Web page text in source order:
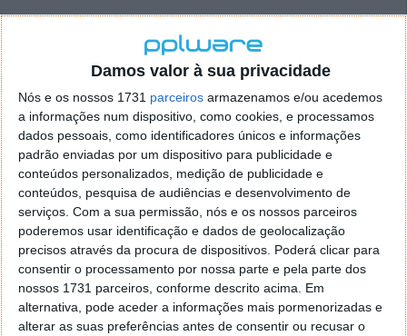
Damos valor à sua privacidade
Nós e os nossos 1731 parceiros armazenamos e/ou acedemos
a informações num dispositivo, como cookies, e processamos
dados pessoais, como identificadores únicos e informações
padrão enviadas por um dispositivo para publicidade e
conteúdos personalizados, medição de publicidade e
conteúdos, pesquisa de audiências e desenvolvimento de
serviços. Com a sua permissão, nós e os nossos parceiros
poderemos usar identificação e dados de geolocalização
precisos através da procura de dispositivos. Poderá clicar para
consentir o processamento por nossa parte e pela parte dos
nossos 1731 parceiros, conforme descrito acima. Em
alternativa, pode aceder a informações mais pormenorizadas e
alterar as suas preferências antes de consentir ou recusar o
Basicamente o Wireshark, mostra-nos em tempo
real, tudo o que anda na rede, a nu. Divirtam-se…
Vejam a Internet a nu.
Novidades da versão 1.6
Melhor suporte para ficheiros superiores a 2 GB